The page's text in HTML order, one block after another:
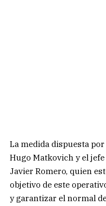
La medida dispuesta
Hugo Matkovich y el
Javier Romero, quien
objetivo de este
y garantizar el normal